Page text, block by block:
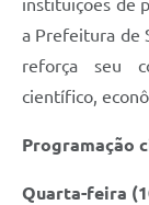
instituições de
a Prefeitura de
reforça seu
científico,
Programação
Quarta-feira